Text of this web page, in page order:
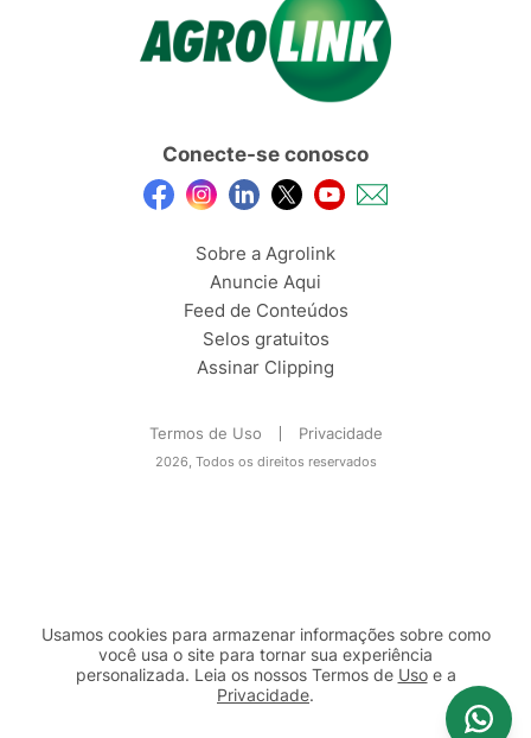
Conecte-se conosco
Sobre a Agrolink
Anuncie Aqui
Feed de Conteúdos
Selos gratuitos
Assinar Clipping
Termos de Uso Privacidade
2026, Todos os direitos reservados
Usamos cookies para armazenar informações sobre como
você usa o site para tornar sua experiência
personalizada. Leia os nossos Termos de Usoe a
Privacidade.